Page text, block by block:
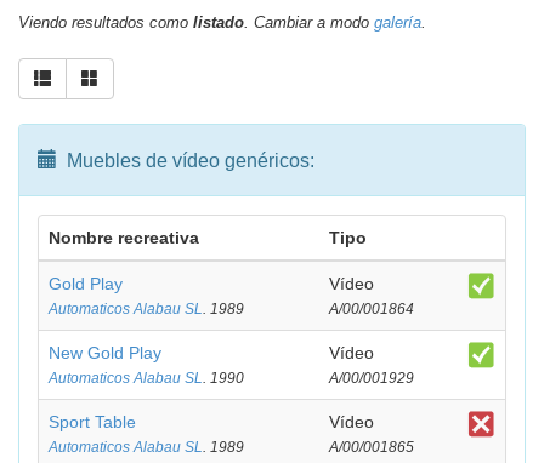
Viendo resultados como listado. Cambiar a modo galería.
Muebles de vídeo genéricos:
Nombre recreativa Tipo
Gold Play
Automaticos Alabau SL. 1989
Vídeo
A/00/001864
New Gold Play
Automaticos Alabau SL. 1990
Vídeo
A/00/001929
Sport Table
Automaticos Alabau SL. 1989
Vídeo
A/00/001865